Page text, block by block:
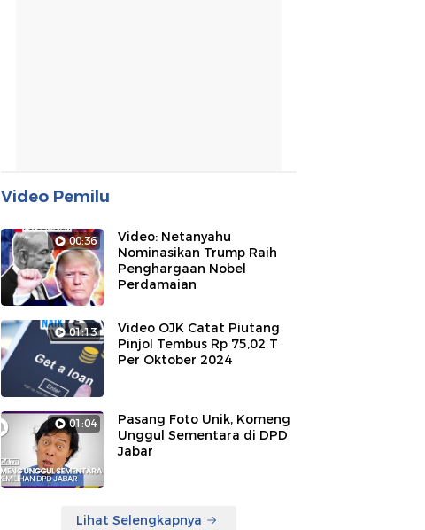
Video Pemilu
00:36
Video: Netanyahu
Nominasikan Trump Raih
Penghargaan Nobel
Perdamaian
01:13
Video OJK Catat Piutang
Pinjol Tembus Rp 75,02 T
Per Oktober 2024
01:04
Pasang Foto Unik, Komeng
Unggul Sementara di DPD
Jabar
Lihat Selengkapnya